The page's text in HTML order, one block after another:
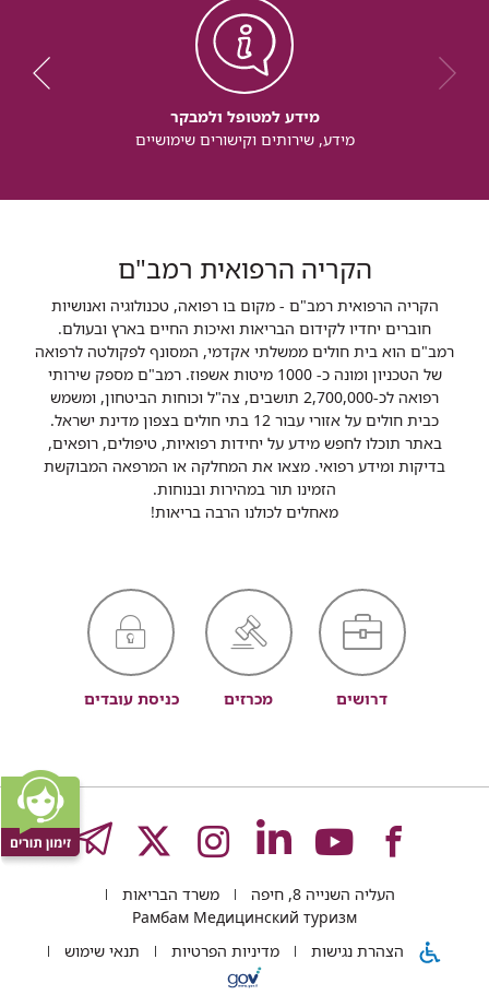
מידע למטופל ולמבקר
מידע, שירותים וקישורים שימושיים
הקריה הרפואית רמב"ם
הקריה הרפואית רמב"ם - מקום בו רפואה, טכנולוגיה ואנושיות
חוברים יחדיו לקידום הבריאות ואיכות החיים בארץ ובעולם.
רמב"ם הוא בית חולים ממשלתי אקדמי, המסונף לפקולטה לרפואה
של הטכניון ומונה כ- 1000 מיטות אשפוז. רמב"ם מספק שירותי
רפואה לכ-2,700,000 תושבים, צה"ל וכוחות הביטחון, ומשמש
כבית חולים על אזורי עבור 12 בתי חולים בצפון מדינת ישראל.
באתר תוכלו לחפש מידע על יחידות רפואיות, טיפולים, רופאים,
בדיקות ומידע רפואי. מצאו את המחלקה או המרפאה המבוקשת
הזמינו תור במהירות ובנוחות.
מאחלים לכולנו הרבה בריאות!
דרושים מכרזים כניסת עובדים
לעמוד
של
לעמוד
של
לעמוד
של
לעמוד
של
לעמוד
של
העליה השנייה 8, חיפה
משרד הבריאות
Рамбам Медицинский туризм
הצהרת נגישות
מדיניות הפרטיות תנאי שימוש